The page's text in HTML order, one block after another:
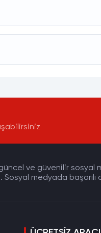
ve güvenilir sosyal
medyada başarılı